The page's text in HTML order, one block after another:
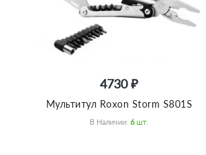
4730 ₽
Мультитул Roxon Storm S801S
В Наличии: 6 Шт.